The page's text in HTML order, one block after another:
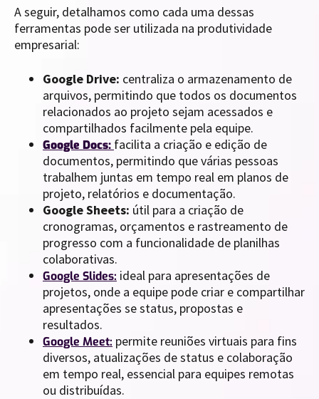
A seguir, detalhamos como cada uma dessas
ferramentas pode ser utilizada na produtividade
empresarial:
Google Drive: centraliza o armazenamento de
arquivos, permitindo que todos os documentos
relacionados ao projeto sejam acessados e
compartilhados facilmente pela equipe.
Google Docs: facilita a criação e edição de
documentos, permitindo que várias pessoas
trabalhem juntas em tempo real em planos de
projeto, relatórios e documentação.
Google Sheets: útil para a criação de
cronogramas, orçamentos e rastreamento de
progresso com a funcionalidade de planilhas
colaborativas.
Google Slides: ideal para apresentações de
projetos, onde a equipe pode criar e compartilhar
apresentações se status, propostas e
resultados.
Google Meet: permite reuniões virtuais para fins
diversos, atualizações de status e colaboração
em tempo real, essencial para equipes remotas
ou distribuídas.